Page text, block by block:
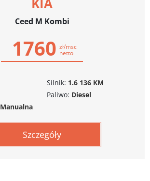
Ceed M Kombi
1760 zł/msc
netto
Silnik: 1.6 136 KM
Paliwo: Diesel
Manualna
Szczegóły